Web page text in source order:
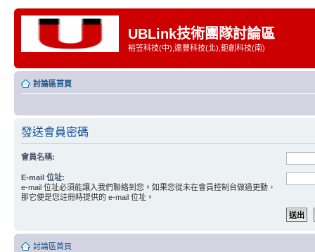
UBLink技術團隊討論區
裕笠科技(中),遠豐科技(北),鉅創科技(南)
討論區首頁
發送會員密碼
會員名稱:
E-mail 位址:
e-mail 位址必須能讓入我們聯絡到您。如果您從未在會員控制台做過更動，
那它便是您註冊時提供的 e-mail 位址。
討論區首頁